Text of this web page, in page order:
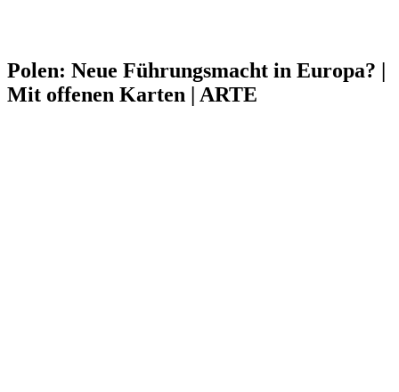
Polen: Neue Führungsmacht in Europa? |
Mit offenen Karten | ARTE